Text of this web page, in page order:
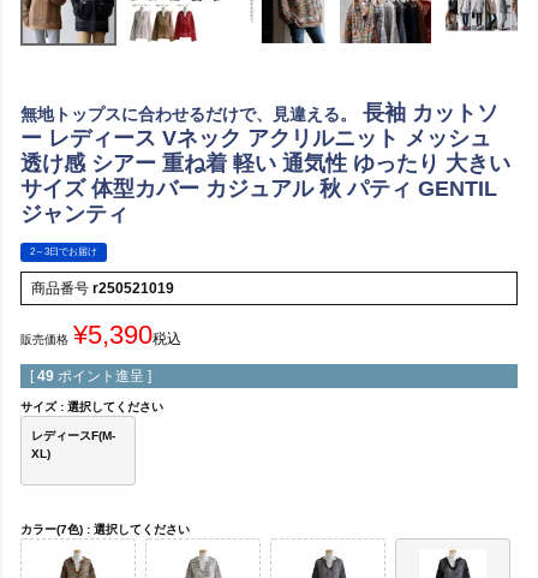
無地トップスに合わせるだけで、見違える。
長袖 カットソ
ー レディース Vネック アクリルニット メッシュ
透け感 シアー 重ね着 軽い 通気性 ゆったり 大きい
サイズ 体型カバー カジュアル 秋 パティ GENTIL
ジャンティ
2～3日でお届け
商品番号 r250521019
販売価格 ¥5,390税込
[ 49 ポイント進呈 ]
サイズ 選択してください
レディースF(M-
XL)
カラー(7色) 選択してください